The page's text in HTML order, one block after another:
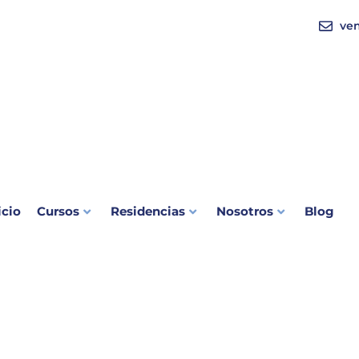
Cursos Residencias Nosotros Blog